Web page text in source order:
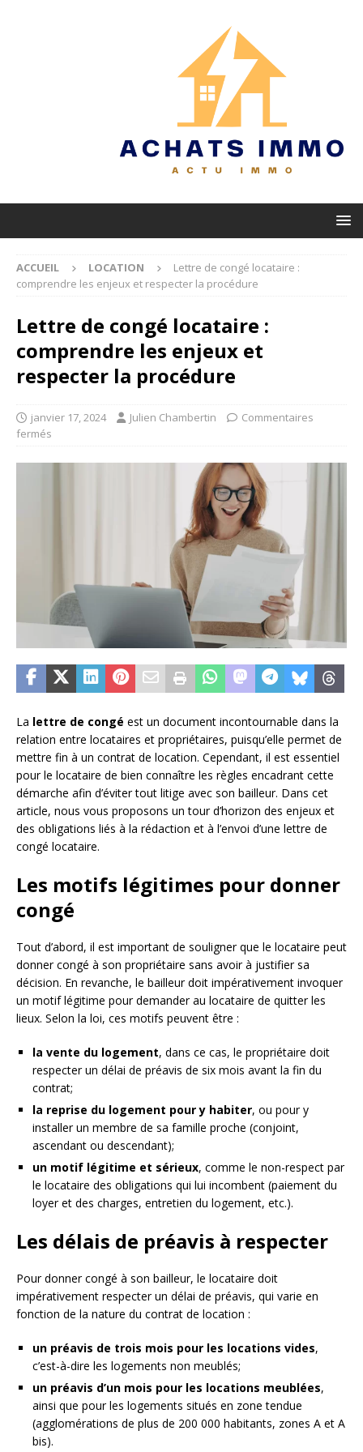
ACCUEIL LOCATION
Lettre de congé locataire :
comprendre les enjeux et respecter la procédure
Lettre de congé locataire :
comprendre les enjeux et
respecter la procédure
janvier 17, 2024 Julien Chambertin
Commentaires
fermés
La lettre de congé est un document incontournable dans la
relation entre locataires et propriétaires, puisqu’elle permet de
mettre fin à un contrat de location. Cependant, il est essentiel
pour le locataire de bien connaître les règles encadrant cette
démarche afin d’éviter tout litige avec son bailleur. Dans cet
article, nous vous proposons un tour d’horizon des enjeux et
des obligations liés à la rédaction et à l’envoi d’une lettre de
congé locataire.
Les motifs légitimes pour donner
congé
Tout d’abord, il est important de souligner que le locataire peut
donner congé à son propriétaire sans avoir à justifier sa
décision. En revanche, le bailleur doit impérativement invoquer
un motif légitime pour demander au locataire de quitter les
lieux. Selon la loi, ces motifs peuvent être :
la vente du logement, dans ce cas, le propriétaire doit
respecter un délai de préavis de six mois avant la fin du
contrat;
la reprise du logement pour y habiter, ou pour y
installer un membre de sa famille proche (conjoint,
ascendant ou descendant);
un motif légitime et sérieux, comme le non-respect par
le locataire des obligations qui lui incombent (paiement du
loyer et des charges, entretien du logement, etc.).
Les délais de préavis à respecter
Pour donner congé à son bailleur, le locataire doit
impérativement respecter un délai de préavis, qui varie en
fonction de la nature du contrat de location :
un préavis de trois mois pour les locations vides,
c’est-à-dire les logements non meublés;
un préavis d’un mois pour les locations meublées,
ainsi que pour les logements situés en zone tendue
(agglomérations de plus de 200 000 habitants, zones A et A
bis).